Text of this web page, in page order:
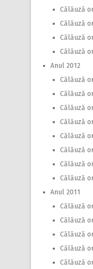
Călăuză
Călăuză
Călăuză
Călăuză
Anul 2012
Călăuză
Călăuză
Călăuză
Călăuză
Călăuză
Călăuză
Călăuză
Călăuză
Anul 2011
Călăuză
Călăuză
Călăuză
Călăuză
Călăuză